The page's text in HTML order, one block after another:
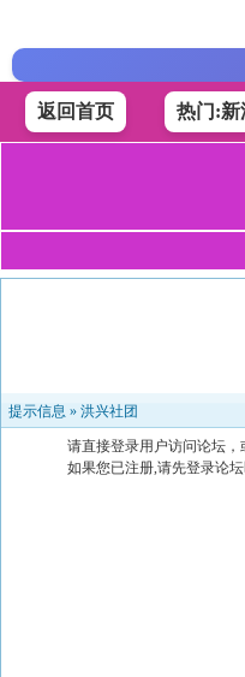
返回首页 热门:新
提示信息 » 洪兴社团
请直接登录用户访问论坛，
如果您已注册,请先登录论